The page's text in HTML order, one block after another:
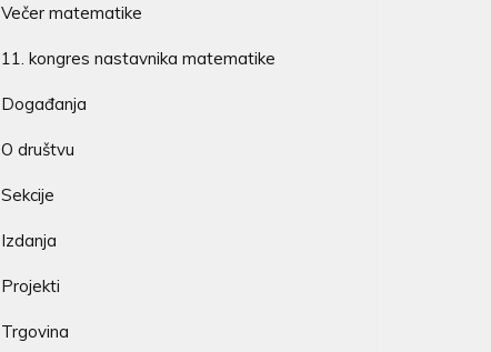
Večer matematike
11. kongres nastavnika matematike
Događanja
O društvu
Sekcije
Izdanja
Projekti
Trgovina